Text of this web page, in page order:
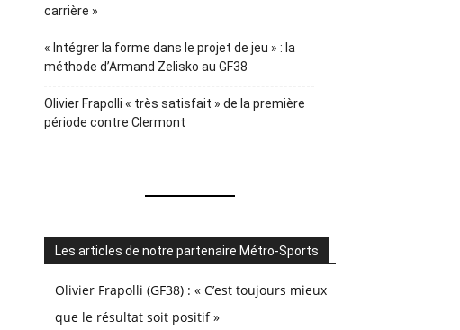
carrière »
« Intégrer la forme dans le projet de jeu » : la
méthode d’Armand Zelisko au GF38
Olivier Frapolli « très satisfait » de la première
période contre Clermont
Les articles de notre partenaire Métro-Sports
Olivier Frapolli (GF38) : « C’est toujours mieux
que le résultat soit positif »